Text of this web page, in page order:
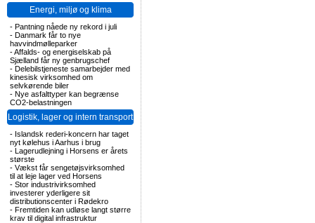
Energi, miljø og klima
- Pantning nåede ny rekord i juli
- Danmark får to nye
havvindmølleparker
-Affalds- og energiselskab på
Sjælland får ny genbrugschef
- Delebilstjeneste samarbejder med
kinesisk virksomhed om
selvkørende biler
- Nye asfalttyper kan begrænse
CO2-belastningen
Logistik, lager og intern transport
- Islandsk rederi-koncern har taget
nyt kølehus i Aarhus i brug
- Lagerudlejning i Horsens er årets
største
- Vækst får sengetøjsvirksomhed
til at leje lager ved Horsens
- Stor industrivirksomhed
investerer yderligere sit
distributionscenter i Rødekro
- Fremtiden kan udløse langt større
krav til digital infrastruktur